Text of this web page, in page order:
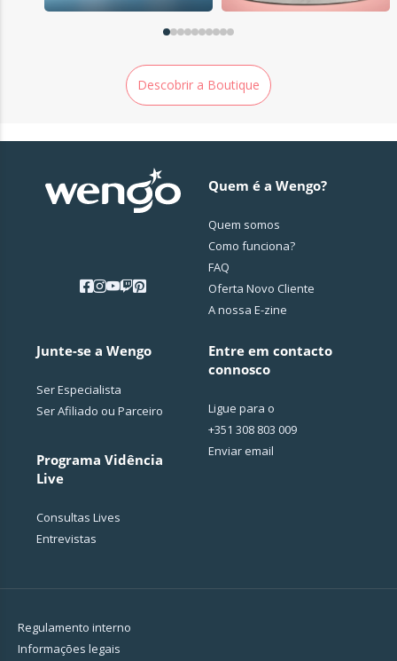
Descobrir a Boutique
Quem é a Wengo?
Quem somos
Como funciona?
FAQ
Oferta Novo Cliente
A nossa E-zine
Junte-se a Wengo
Ser Especialista
Ser Afiliado ou Parceiro
Programa Vidência
Live
Consultas Lives
Entrevistas
Entre em contacto
connosco
Ligue para o
+351 308 803 009
Enviar email
Regulamento interno
Informações legais